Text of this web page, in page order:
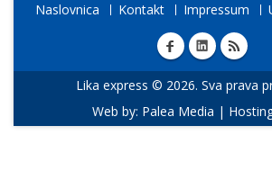
Naslovnica Kontakt Impressum
Lika express © 2026. Sva prava
Web by: Palea Media |